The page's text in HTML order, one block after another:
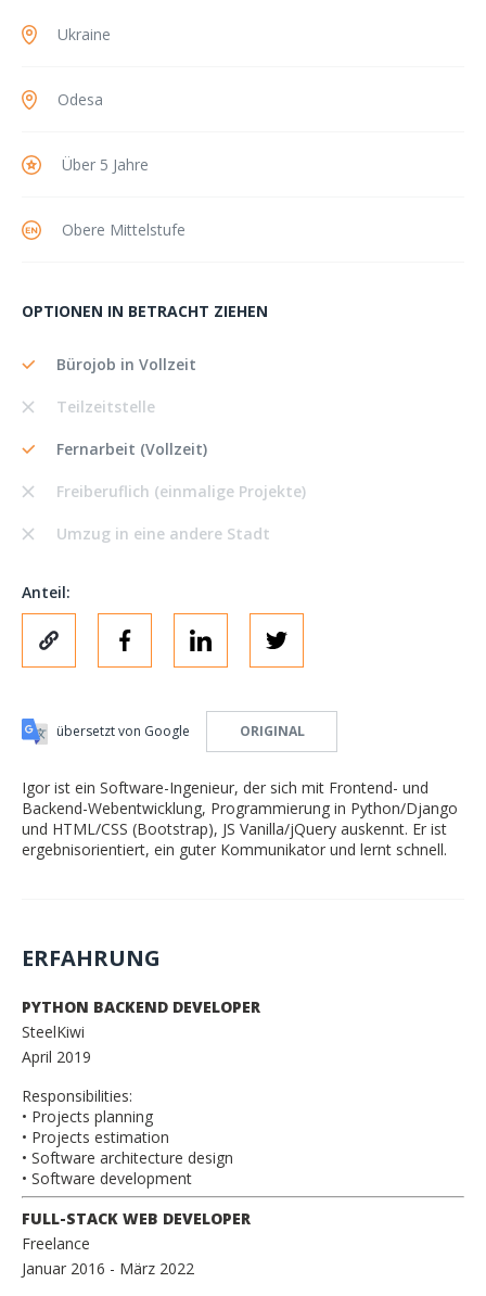
Ukraine
Odesa
Über 5 Jahre
Obere Mittelstufe
OPTIONEN IN BETRACHT ZIEHEN
Bürojob in Vollzeit
Teilzeitstelle
Fernarbeit (Vollzeit)
Freiberuflich (einmalige Projekte)
Umzug in eine andere Stadt
Anteil:
übersetzt von Google ORIGINAL
Igor ist ein Software-Ingenieur, der sich mit Frontend- und
Backend-Webentwicklung, Programmierung in Python/Django
und HTML/CSS (Bootstrap), JS Vanilla/jQuery auskennt. Er ist
ergebnisorientiert, ein guter Kommunikator und lernt schnell.
ERFAHRUNG
PYTHON BACKEND DEVELOPER
SteelKiwi
April 2019
Responsibilities:
• Projects planning
• Projects estimation
• Software architecture design
• Software development
FULL-STACK WEB DEVELOPER
Freelance
Januar 2016 - März 2022